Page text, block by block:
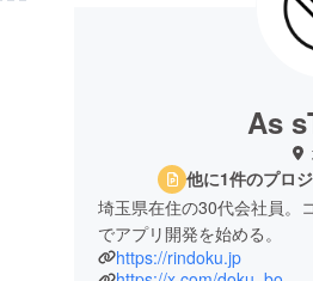
As
他に1件のプロ
埼玉県在住の30代会社員。
でアプリ開発を始める。
https://rindoku.jp